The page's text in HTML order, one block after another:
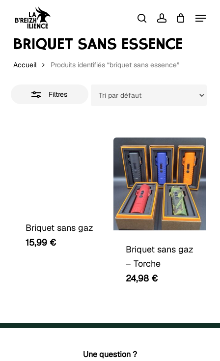
content
searchaccount
Menu
Panier Close
BRIQUET SANS ESSENCE
Accueil Produits identifiés “briquet sans essence”
Filtres
Close
Briquet sans gaz
15,99 €
Ce
produit
plusieurs
variations.
Les
être
sur
Briquet sans gaz
– Torche
24,98 €
Une question ?